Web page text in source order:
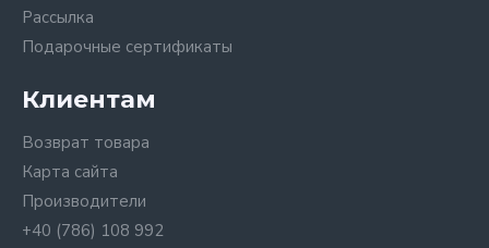
Рассылка
Подарочные сертификаты
Клиентам
Возврат товара
Карта сайта
Производители
+40 (786) 108 992